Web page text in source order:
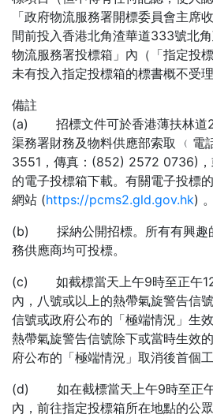
「政府物流服務署開標委員會主席
間前投入香港北角渣華道333號北
物流服務署投標箱」內（「指定投
未有投入指定投標箱的標書概不受理
備註
(a) 招標文件可於香港薄扶林道
渠務署財務及物料供應部索取 ﹙電
3551，傳真：(852) 2572 0736)，
的電子投標箱下載。有關電子投標
網站 (https://pcms2.gld.gov.hk) 。
(b) 採納公開招標。所有有興趣
務供應商均可投標。
(c) 如截標當天上午9時至正午12
內，八號或以上的熱帶氣旋警告信
信號或政府公布的「極端情況」生
熱帶氣旋警告信號除下或當時生效
府公布的「極端情況」取消後首個
(d) 如在截標當天上午9時至正午
內，前往指定投標箱所在地點的公